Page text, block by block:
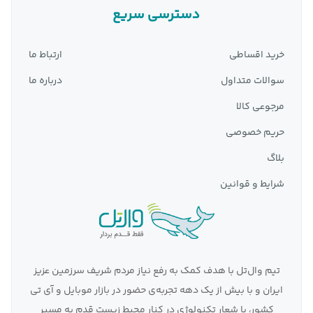
انواع آداپتور ها و شارژر های
سامسونگ جهت پاسخ به نیاز های مختلف مشتریان و
مصرف کنندگان خود، انواع مختلفی از شارژر ها و آداپتور
نیاز خود را برطرف کند.
برخی از انواع آن ها عبارت است از:
شارژر سریع تطبیقی سامسونگ
سامسونگ از دو نوع مختلف شارژ سریع استفاده می کند. بسیاری
پس از نیم ساعت شارژ سریع، باتری
دسترسی سریع
خرید اقساطی
سوالات متداول
مرجوعی کالا
حریم خصوصی
بلاگ
شرایط و قوانین
ارتباط ما
درباره ما
تیم وال‌تل با هدف کمک به رفع نیاز مردم شریف سرزمین عزیز
ایران و با بیش از یک دهه تجربه‌ی حضور در بازار موبایل و آی تی
کشور، با شعار تکنولوژی در کنار محیط زیست قدم به مسیر